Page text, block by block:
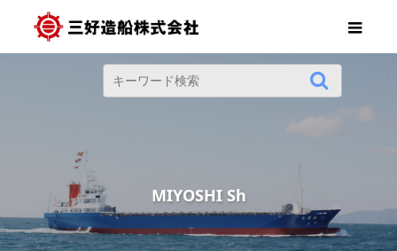
MIYOSHI Shi